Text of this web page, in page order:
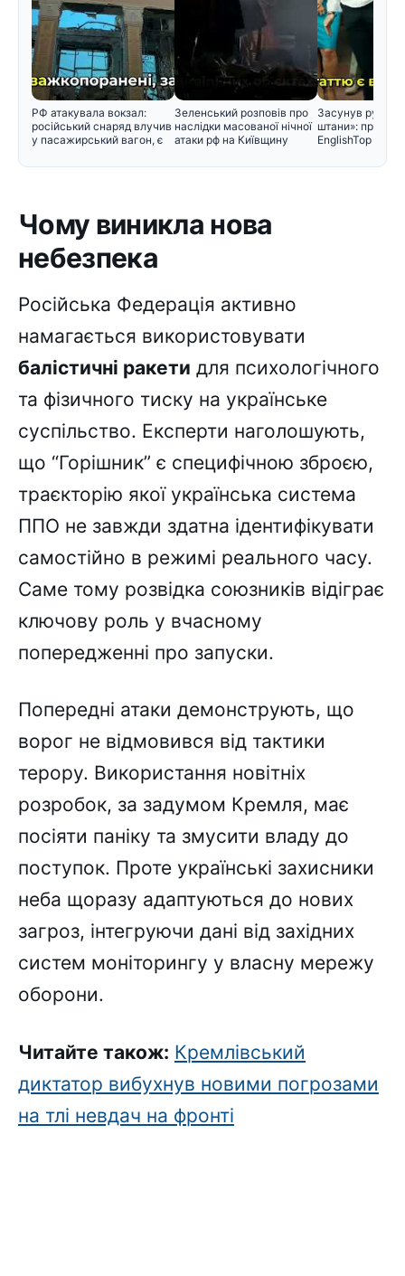
РФ атакувала вокзал:
російський снаряд влучив
у пасажирський вагон, є
Зеленський розповів про
наслідки масованої нічної
атаки рф на Київщину
Засунув руку
штани»: проти
EnglishTop
Чому виникла нова
небезпека
Російська Федерація активно
намагається використовувати
балістичні ракети для психологічного
та фізичного тиску на українське
суспільство. Експерти наголошують,
що “Горішник” є специфічною зброєю,
траєкторію якої українська система
ППО не завжди здатна ідентифікувати
самостійно в режимі реального часу.
Саме тому розвідка союзників відіграє
ключову роль у вчасному
попередженні про запуски.
Попередні атаки демонструють, що
ворог не відмовився від тактики
терору. Використання новітніх
розробок, за задумом Кремля, має
посіяти паніку та змусити владу до
поступок. Проте українські захисники
неба щоразу адаптуються до нових
загроз, інтегруючи дані від західних
систем моніторингу у власну мережу
оборони.
Читайте також: Кремлівський
диктатор вибухнув новими погрозами
на тлі невдач на фронті